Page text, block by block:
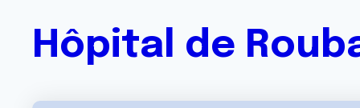
Hôpital de